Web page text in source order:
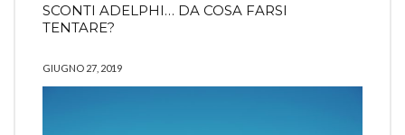
SCONTI ADELPHI… DA COSA FARSI
TENTARE?
GIUGNO 27, 2019